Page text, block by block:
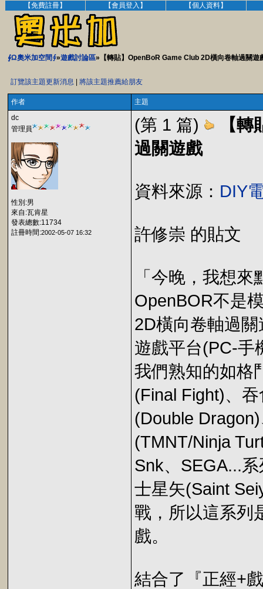
【免費註冊】 【會員登入】 【個人資料】
∮Ω奧米加空間∮»遊戲討論區»【轉貼】OpenBoR Game Club 2D橫向卷軸過關遊
訂覽該主題更新消息 將該主題推薦給朋友
作者
主題
dc
管理員
性別:男
來自:瓦肯星
發表總數:11734
註冊時間:2002-05-07 16:32
(第 1 篇)
【
過關遊戲
資料來源： DIY
許修崇 的貼文
「今晚，我想
OpenBOR不是
2D橫向卷軸過
遊戲平台(PC-手
我們熟知的如格
(Final Fight)、
(Double
(TMNT/Ninja
Snk、SEGA...
士星矢(Saint
戰，所以這系列
戲。
結合了『正經+